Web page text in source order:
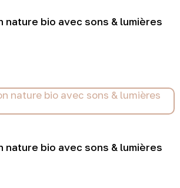
nature bio avec sons & lumières
nature bio avec sons & lumières